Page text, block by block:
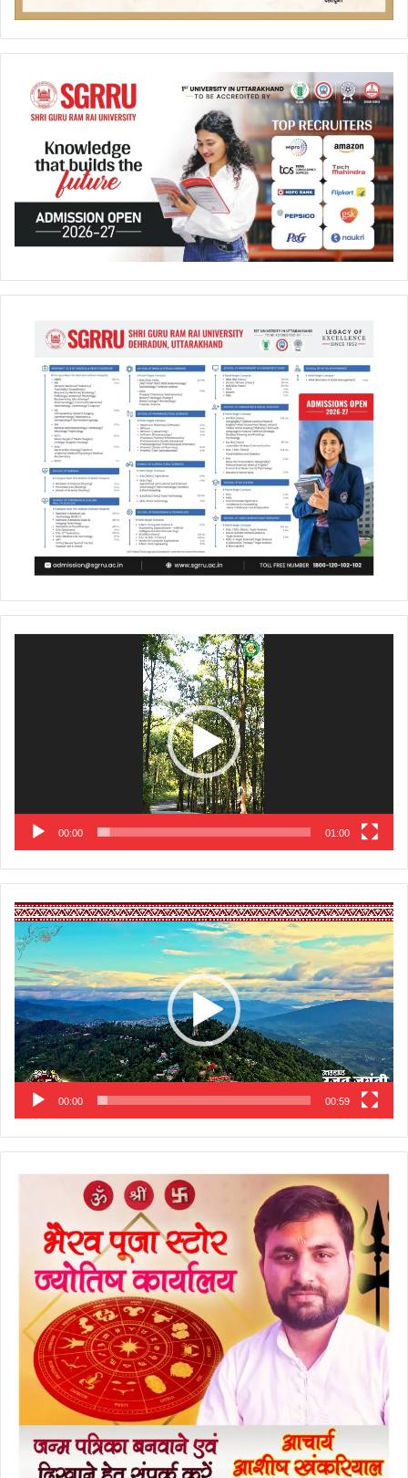
00:00 01:00
Video
Player
00:00 00:59